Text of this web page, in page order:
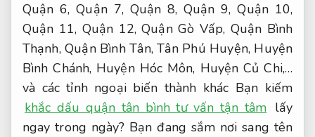
Quận 6, Quận 7, Quận 8, Quận 9, Quận 10,
Quận 11, Quận 12, Quận Gò Vấp, Quận Bình
Thạnh, Quận Bình Tân, Tân Phú Huyện, Huyện
Bình Chánh, Huyện Hóc Môn, Huyện Củ Chi,…
và các tỉnh ngoại biến thành khác Bạn kiếm
khắc dấu quận tân bình tư vấn tận tâm lấy
ngay trong ngày? Bạn đang sắm nơi sang tên